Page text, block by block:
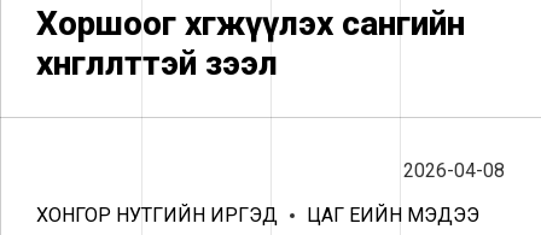
Хоршоог хөгжүүлэх сангийн
хөнгөлөлттэй зээл
2026-04-08
ХОНГОР НУТГИЙН ИРГЭД
ЦАГ ҮЕИЙН МЭДЭЭ